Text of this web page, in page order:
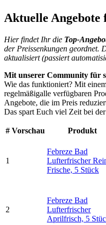
Aktuelle
Hier findet Ihr die Top-An
der Preissenkungen geordnet.
aktualisiert (passiert
Mit unserer Community für
Wie das funktioniert? Mit
regelmäßigalle verfügbaren
Angebote, die im Preis
Das spart Euch viel Zeit bei
# Vorschau Produkt
1
Febreze Bad
Lufterfrischer
Frische, 5 Stück
2
Febreze Bad
Lufterfrischer
Aprilfrisch, 5